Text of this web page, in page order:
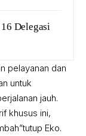
Delegasi
pelayanan dan
untuk
jauh.
khusus ini,
Eko.